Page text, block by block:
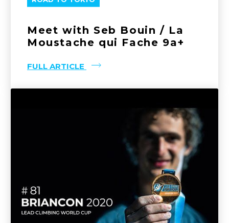
Meet with Seb Bouin / La
Moustache qui Fache 9a+
FULL ARTICLE